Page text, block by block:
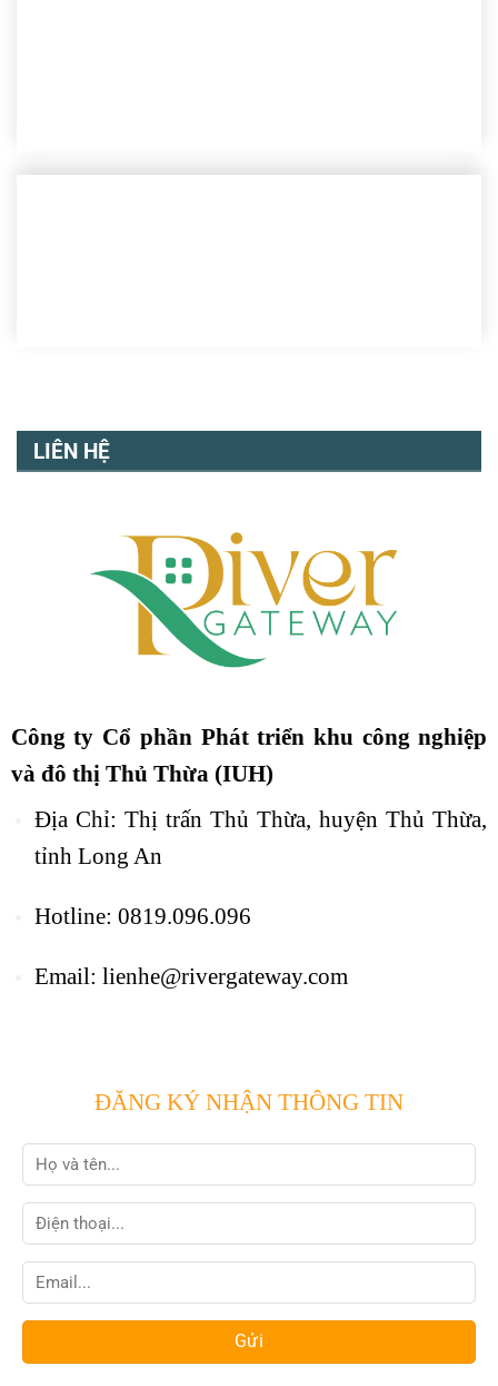
LIÊN HỆ
Công ty Cổ phần Phát triển khu công nghiệp
và đô thị Thủ Thừa (IUH)
Địa Chỉ: Thị trấn Thủ Thừa, huyện Thủ Thừa,
tỉnh Long An
Hotline: 0819.096.096
Email: lienhe@rivergateway.com
ĐĂNG KÝ NHẬN THÔNG TIN